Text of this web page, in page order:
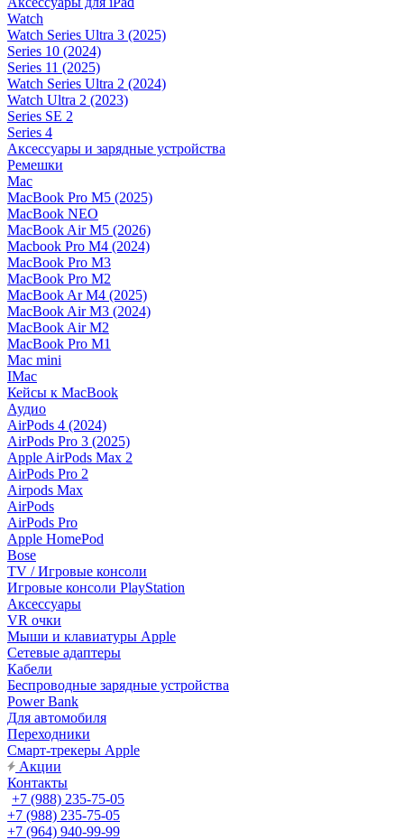
Watch
Watch Series Ultra 3 (2025)
Series 10 (2024)
Series 11 (2025)
Watch Series Ultra 2 (2024)
Watch Ultra 2 (2023)
Series SE 2
Series 4
Аксессуары и зарядные устройства
Ремешки
Mac
MacBook Pro M5 (2025)
MacBook NEO
MacBook Air M5 (2026)
Macbook Pro M4 (2024)
MacBook Pro M3
MacBook Pro M2
MacBook Ar M4 (2025)
MacBook Air M3 (2024)
MacBook Air M2
MacBook Pro M1
Mac mini
IMac
Кейсы к MacBook
Аудио
AirPods 4 (2024)
AirPods Pro 3 (2025)
Apple AirPods Max 2
AirPods Pro 2
Airpods Max
AirPods
AirPods Pro
Apple HomePod
Bose
TV / Игровые консоли
Игровые консоли PlayStation
Аксессуары
VR очки
Мыши и клавиатуры Apple
Сетевые адаптеры
Кабели
Беспроводные зарядные устройства
Power Bank
Для автомобиля
Переходники
Смарт-трекеры Apple
Акции
Контакты
+7 (988) 235-75-05
+7 (988) 235-75-05
+7 (964) 940-99-99